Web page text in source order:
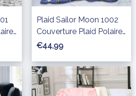
Plaid Sailor Moon 1002
Couverture Plaid Polaire
Plaid Canapé
€44,99